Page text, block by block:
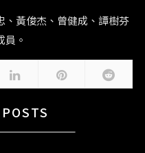
、黃俊杰、曾健成、譚樹芬
。